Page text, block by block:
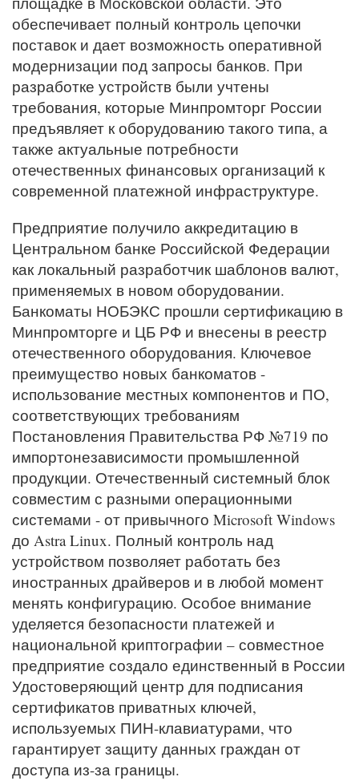
обеспечивает полный контроль цепочки
поставок и дает возможность оперативной
модернизации под запросы банков. При
разработке устройств были учтены
требования, которые Минпромторг России
предъявляет к оборудованию такого типа, а
также актуальные потребности
отечественных финансовых организаций к
современной платежной инфраструктуре.
Предприятие получило аккредитацию в
Центральном банке Российской Федерации
как локальный разработчик шаблонов валют,
применяемых в новом оборудовании.
Банкоматы НОБЭКС прошли сертификацию в
Минпромторге и ЦБ РФ и внесены в реестр
отечественного оборудования. Ключевое
преимущество новых банкоматов -
использование местных компонентов и ПО,
соответствующих требованиям
Постановления Правительства РФ №719 по
импортонезависимости промышленной
продукции. Отечественный системный блок
совместим с разными операционными
системами - от привычного Microsoft Windows
до Astra Linux. Полный контроль над
устройством позволяет работать без
иностранных драйверов и в любой момент
менять конфигурацию. Особое внимание
уделяется безопасности платежей и
национальной криптографии – совместное
предприятие создало единственный в России
Удостоверяющий центр для подписания
сертификатов приватных ключей,
используемых ПИН-клавиатурами, что
гарантирует защиту данных граждан от
доступа из-за границы.